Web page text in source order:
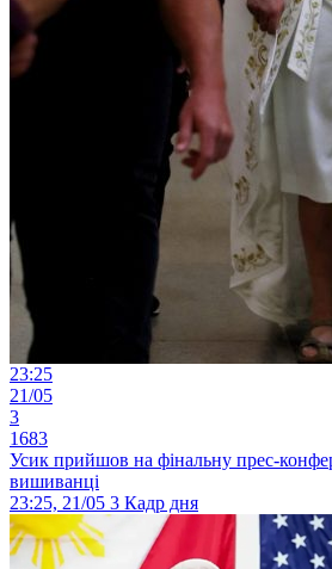
23:25
21/05
3
1683
Усик прийшов на фінальну прес-
вишиванці
23:25, 21/05 3 Кадр дня